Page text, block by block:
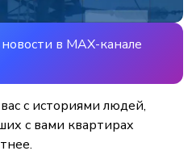
в MAX-канале
с историями людей,
с вами квартирах